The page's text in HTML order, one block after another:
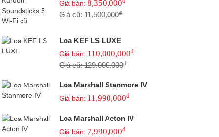
Giá bán:8,350,000
Giá cũ: 11,500,000đ
Loa KEF LS LUXE
Giá bán: 110,000,000đ
Giá cũ: 129,000,000đ
Loa Marshall Stanmore IV
Giá bán: 11,990,000đ
Loa Marshall Acton IV
Giá bán: 7,990,000đ